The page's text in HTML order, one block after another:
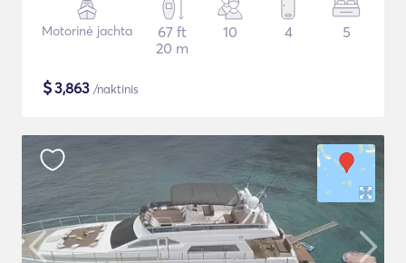
Motorinė jachta
67 ft
20 m
10 4 5
$3,863 /naktinis